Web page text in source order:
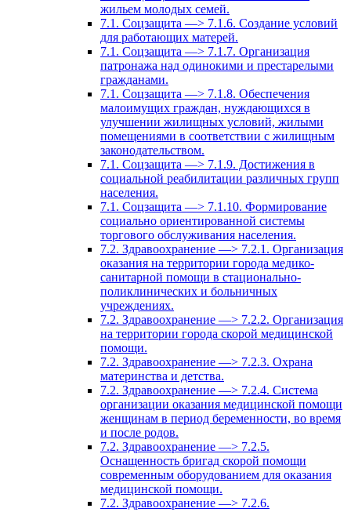
жильем молодых семей.
7.1. Соцзащита —> 7.1.6. Создание условий
для работающих матерей.
7.1. Соцзащита —> 7.1.7. Организация
патронажа над одинокими и престарелыми
гражданами.
7.1. Соцзащита —> 7.1.8. Обеспечения
малоимущих граждан, нуждающихся в
улучшении жилищных условий, жилыми
помещениями в соответствии с жилищным
законодательством.
7.1. Соцзащита —> 7.1.9. Достижения в
социальной реабилитации различных групп
населения.
7.1. Соцзащита —> 7.1.10. Формирование
социально ориентированной системы
торгового обслуживания населения.
7.2. Здравоохранение —> 7.2.1. Организация
оказания на территории города медико-
санитарной помощи в стационально-
поликлинических и больничных
учреждениях.
7.2. Здравоохранение —> 7.2.2. Организация
на территории города скорой медицинской
помощи.
7.2. Здравоохранение —> 7.2.3. Охрана
материнства и детства.
7.2. Здравоохранение —> 7.2.4. Система
организации оказания медицинской помощи
женщинам в период беременности, во время
и после родов.
7.2. Здравоохранение —> 7.2.5.
Оснащенность бригад скорой помощи
современным оборудованием для оказания
медицинской помощи.
7.2. Здравоохранение —> 7.2.6.